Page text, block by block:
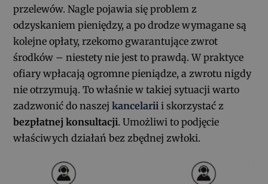
przelewów. Nagle pojawia się problem z
odzyskaniem pieniędzy, a po drodze wymagane są
kolejne opłaty, rzekomo gwarantujące zwrot
środków – niestety nie jest to prawdą. W praktyce
ofiary wpłacają ogromne pieniądze, a zwrotu nigdy
nie otrzymują. To właśnie w takiej sytuacji warto
zadzwonić do naszejkancelarii i skorzystać z
bezpłatnej konsultacji. Umożliwi to podjęcie
właściwych działań bez zbędnej zwłoki.